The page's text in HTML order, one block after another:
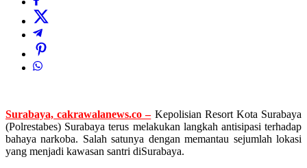
Surabaya, cakrawalanews.co –Kepolisian Resort Kota Surabaya
(Polrestabes) Surabayaterus melakukan langkah antisipasiterhadap
bahaya narkoba. Salah satunya dengan memantau sejumlah lokasi
yang menjadi kawasan santri diSurabaya.